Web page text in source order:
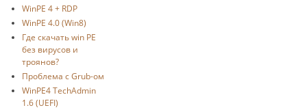
WinPE 4 + RDP
WinPE 4.0 (Win8)
Где скачать win PE
без вирусов и
троянов?
Проблема с Grub-ом
WinPE4 TechAdmin
1.6 (UEFI)